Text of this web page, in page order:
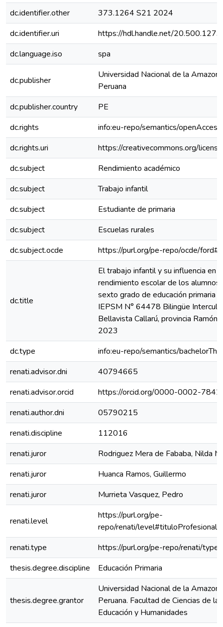
dc.identifier.other
373.1264 S21 2024
dc.identifier.uri
https://hdl.handle.net/
dc.language.iso
spa
dc.publisher
Universidad Nacional de la
Peruana
dc.publisher.country
PE
dc.rights
info:eu-repo/semantics/openAccess
dc.rights.uri
https://creativecommons.org/
dc.subject
Rendimiento académico
dc.subject
Trabajo infantil
dc.subject
Estudiante de primaria
dc.subject
Escuelas rurales
dc.subject.ocde
https://purl.org/pe-repo/ocde/
dc.title
El trabajo infantil y su influencia en
rendimiento escolar de los alumnos
sexto grado de educación primaria
IEPSM N° 64478 Bilingüe
Bellavista Callarú, provincia Ramón
2023
dc.type
info:eu-repo/semantics/
renati.advisor.dni
40794665
renati.advisor.orcid
https://orcid.org/0000-0002-
renati.author.dni
05790215
renati.discipline
112016
renati.juror
Rodriguez Mera de Fababa, Nilda
renati.juror
Huanca Ramos, Guillermo
renati.juror
Murrieta Vasquez, Pedro
renati.level
https://purl.org/pe-
repo/renati/level#tituloProfesional
renati.type
https://purl.org/pe-repo/renati/
thesis.degree.discipline
Educación Primaria
thesis.degree.grantor
Universidad Nacional de la
Peruana. Facultad de Ciencias de la
Educación y Humanidades